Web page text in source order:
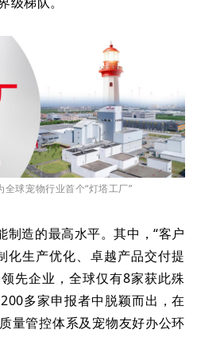
球宠物行业首个“灯塔工厂”
制造的最高水平。其中，“客户
化生产优化、卓越产品交付提
先企业，全球仅有8家获此殊
多家申报者中脱颖而出，在
量管控体系及宠物友好办公环